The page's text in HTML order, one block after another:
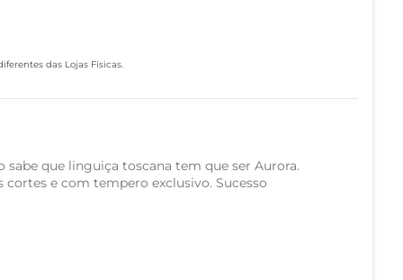
das Lojas Físicas.
sabe que linguiça toscana tem que ser Aurora.
e com tempero exclusivo. Sucesso